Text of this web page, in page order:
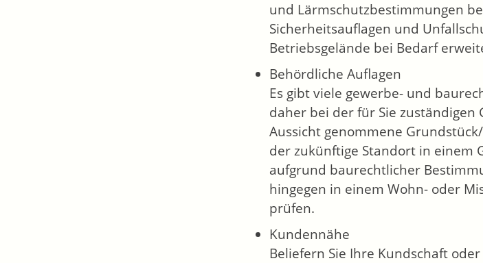
und Lärmschutzbestimmungen
Sicherheitsauflagen und
Betriebsgelände bei Bedarf
Behördliche Auflagen
Es gibt viele gewerbe- und
daher bei der für Sie zuständigen
Aussicht genommene
der zukünftige Standort in einem
aufgrund baurechtlicher
hingegen in einem Wohn- oder
prüfen.
Kundennähe
Beliefern Sie Ihre Kundschaft